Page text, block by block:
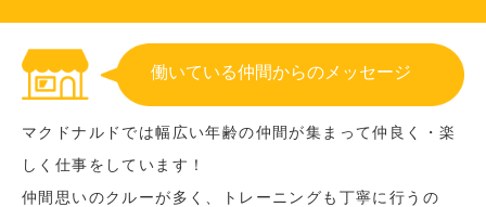
働いている仲間からのメッセージ
マクドナルドでは幅広い年齢の仲間が集まって仲良く・楽
しく仕事をしています！
仲間思いのクルーが多く、トレーニングも丁寧に行うの